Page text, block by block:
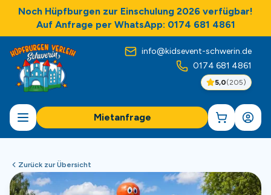
Noch Hüpfburgen zur Einschulung 2026 verfügbar!
Auf Anfrage per WhatsApp: 0174 681 4861
info@kidsevent-schwerin.de
0174 681 4861
5,0(205)
Mietanfrage
Zurück zur Übersicht